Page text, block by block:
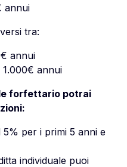
annui
tra:
annui
annui
forfettario potrai
5% per i primi 5 anni e
individuale puoi